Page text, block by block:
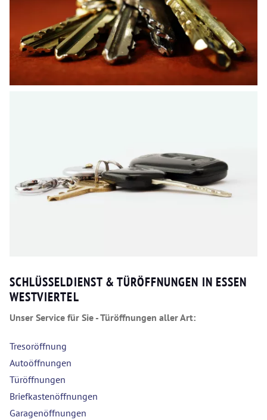
SCHLÜSSELDIENST & TÜRÖFFNUNGEN IN ESSEN
WESTVIERTEL
Unser Service für Sie - Türöffnungen aller Art:
Tresoröffnung
Autoöffnungen
Türöffnungen
Briefkastenöffnungen
Garagenöffnungen